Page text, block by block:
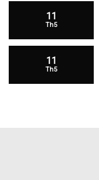
11
Th5
11
Th5